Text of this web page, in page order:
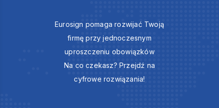
Eurosign pomaga rozwijać Twoją
firmę przy jednoczesnym
uproszczeniu obowiązków
Na co czekasz? Przejdź na
cyfrowe rozwiązania!